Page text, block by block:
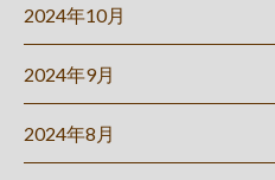
2024年10月
2024年9月
2024年8月